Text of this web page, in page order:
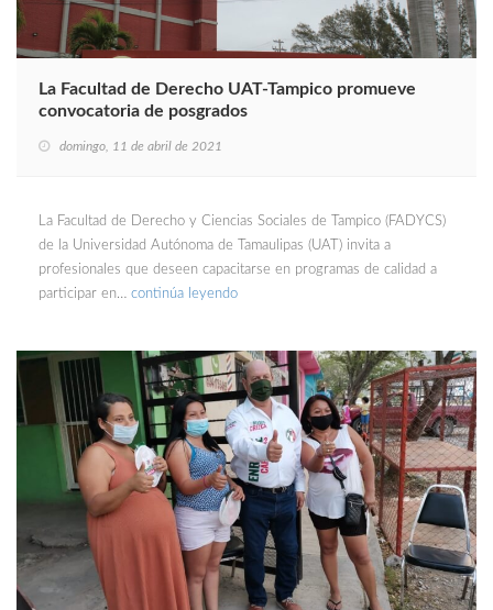
La Facultad de Derecho UAT-Tampico promueve
convocatoria de posgrados
domingo, 11 de abril de 2021
La Facultad de Derecho y Ciencias Sociales de Tampico (FADYCS)
de la Universidad Autónoma de Tamaulipas (UAT) invita a
profesionales que deseen capacitarse en programas de calidad a
participar en… continúa leyendo